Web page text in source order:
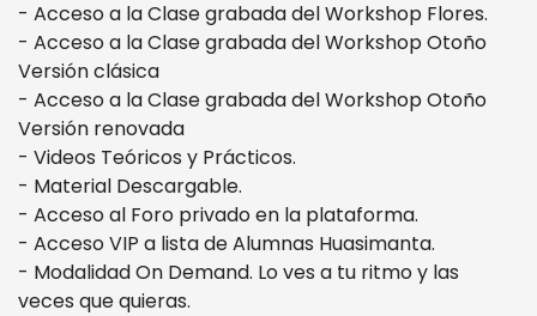
- Acceso a la Clase grabada del Workshop Flores.
- Acceso a la Clase grabada del Workshop Otoño
Versión clásica
- Acceso a la Clase grabada del Workshop Otoño
Versión renovada
- Videos Teóricos y Prácticos.
- Material Descargable.
- Acceso al Foro privado en la plataforma.
- Acceso VIP a lista de Alumnas Huasimanta.
- Modalidad On Demand. Lo ves a tu ritmo y las
veces que quieras.